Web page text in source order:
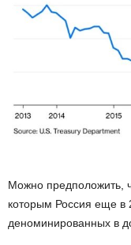
Можно предположить,
которым Россия еще в
деноминированных в